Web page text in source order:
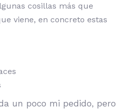
cosillas más que
viene, en concreto estas
un poco mi pedido, pero